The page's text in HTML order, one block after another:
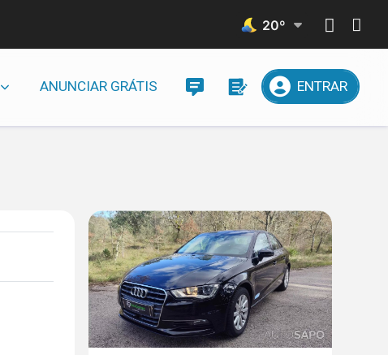
20º
ANUNCIAR GRÁTIS ENTRAR